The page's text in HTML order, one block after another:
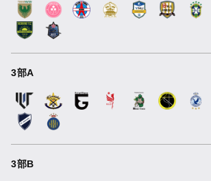
3部A
3部B